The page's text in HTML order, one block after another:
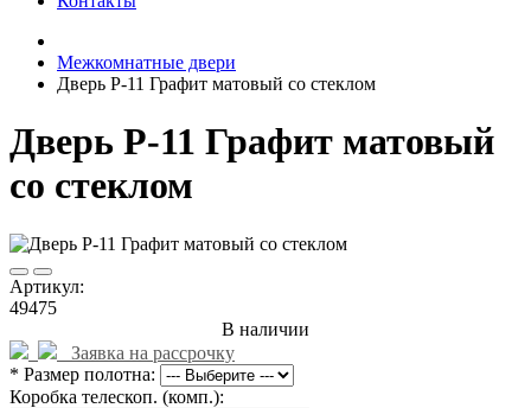
Межкомнатные двери
Дверь P-11 Графит матовый со стеклом
Дверь P-11 Графит матовый
со стеклом
Артикул:
49475
В наличии
Заявка на рассрочку
* Размер полотна:
Коробка телескоп. (комп.):